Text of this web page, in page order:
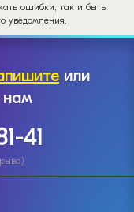
ошибки, так и быть
уведомления.
или
нам
41